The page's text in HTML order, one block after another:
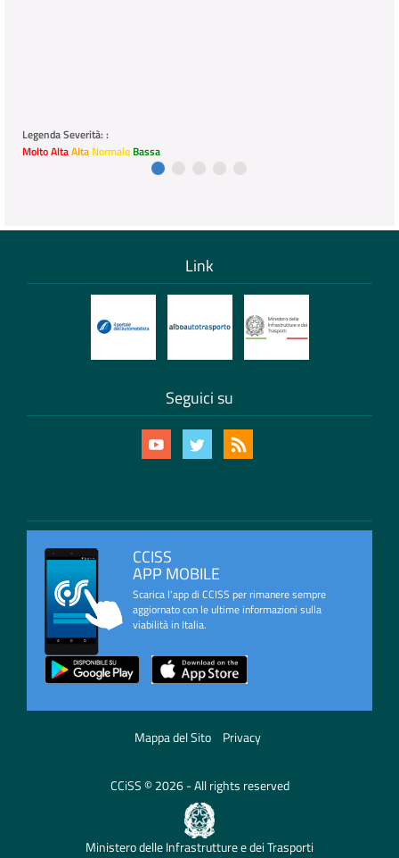
Legenda Severità: :
Molto AltaAlta Normale Bassa
Link
Seguici su
CCISS
APP MOBILE
Scarica l'app di CCISS per rimanere sempre
aggiornato con le ultime informazioni sulla
viabilità in Italia.
Mappa del Sito Privacy
CCiSS © 2026 - All rights reserved
Ministero delle Infrastrutture e dei Trasporti